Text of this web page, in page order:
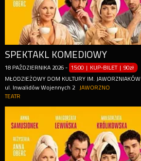
SPEKTAKL KOMEDIOWY
18 PAŹDZIERNIKA 2026 - 15:00 | KUP-BILET |90zł
MŁODZIEŻOWY DOM KULTURY IM. JAWORZNIAKÓW
ul. Inwalidów Wojennych 2
JAWORZNO
TEATR